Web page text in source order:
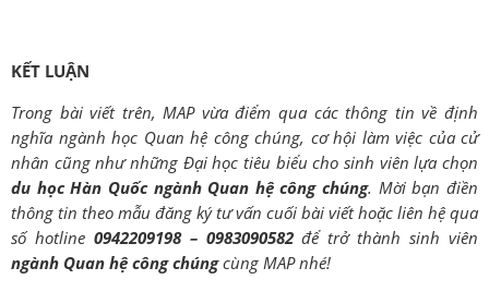
KẾT LUẬN
Trong bài viết trên, MAP vừa điểm qua các thông tin về định
nghĩa ngành học Quan hệ công chúng, cơ hội làm việc của cử
nhân cũng như những Đại học tiêu biểu cho sinh viên lựa chọn
du học Hàn Quốc ngành Quan hệ công chúng. Mời bạn điền
thông tin theo mẫu đăng ký tư vấn cuối bài viết hoặc liên hệ qua
số hotline 0942209198 – 0983090582để trở thành sinh viên
ngành Quan hệ công chúngcùng MAP nhé!